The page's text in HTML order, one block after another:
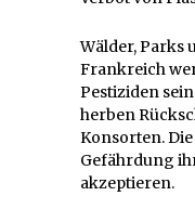
Wälder, Parks
Frankreich
Pestiziden
herben
Konsorten.
Gefährdung
akzeptieren.